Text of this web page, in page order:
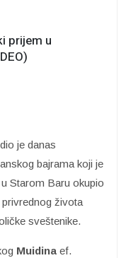
prijem u
je danas
bajrama koji je
Starom Baru okupio
života
sveštenike.
Muidina ef.